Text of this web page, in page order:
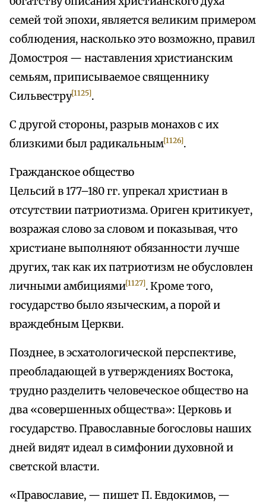
семей той эпохи, является великим примером
соблюдения, насколько это возможно, правил
Домостроя — наставления христианским
семьям, приписываемое священнику
Сильвестру[1125].
С другой стороны, разрыв монахов с их
близкими был радикальным[1126].
Гражданское общество
Цельсий в 177–180 гг. упрекал христиан в
отсутствии патриотизма. Ориген критикует,
возражая слово за словом и показывая, что
христиане выполняют обязанности лучше
других, так как их патриотизм не обусловлен
личными амбициями[1127]. Кроме того,
государство было языческим, а порой и
враждебным Церкви.
Позднее, в эсхатологической перспективе,
преобладающей в утверждениях Востока,
трудно разделить человеческое общество на
два «совершенных общества»: Церковь и
государство. Православные богословы наших
дней видят идеал в симфонии духовной и
светской власти.
«Православие, — пишет П. Евдокимов, —